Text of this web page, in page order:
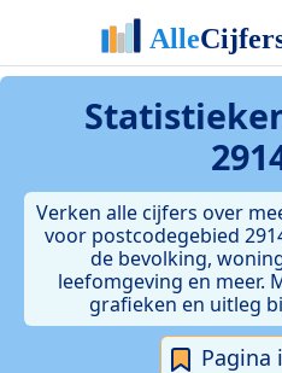
Verken alle cijfers over
voor postcodegebied
de bevolking,
leefomgeving en meer.
grafieken en uitleg